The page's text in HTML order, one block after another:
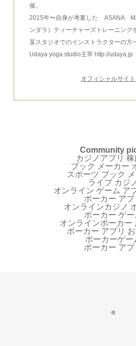
催。
2015年〜自身が考案した ASANA
ンダラ）ティーチャーズトレーニング
某スタジオでのインストラクターの方
Udaya yoga studio主宰 http://udaya.jp
オフィシャルサイト
Community
カジノアプリ 稼
ブック メーカー
スポーツ ブック
ライブ カジ
オンライン ゲーム ア
ポーカー アプ
オンラインカジノ
ポーカー ゲー
オンラインポーカー
ポーカー アプリ
ポーカーゲー
ポーカー アプ